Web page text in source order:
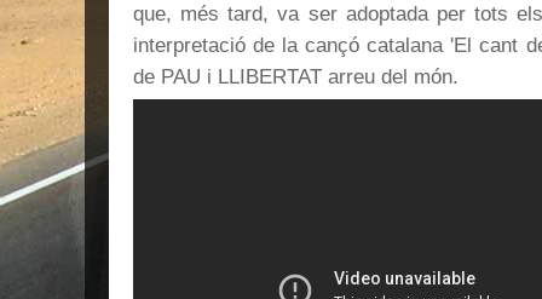
que, més tard, va ser adoptada per tots
interpretació de la cançó catalana 'El cant
de PAU i LLIBERTAT arreu del món.